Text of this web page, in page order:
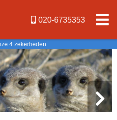
020-6735353
4 zekerheden